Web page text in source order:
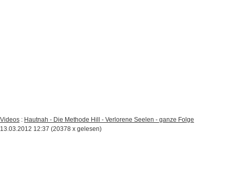
Videos : Hautnah - Die Methode Hill - Verlorene Seelen - ganze Folge
13.03.2012 12:37 (20378 x gelesen)